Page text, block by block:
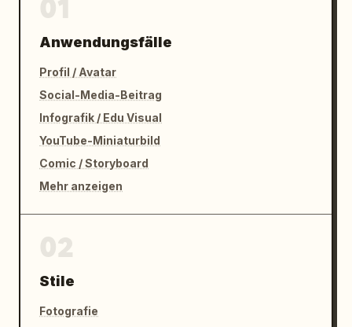
Anwendungsfälle
Profil / Avatar
Social-Media-Beitrag
Infografik / Edu Visual
YouTube-Miniaturbild
Comic / Storyboard
Mehr anzeigen
Stile
Fotografie